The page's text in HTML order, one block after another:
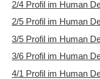
2/4 Profil im Human
2/5 Profil im Human
3/5 Profil im Human
3/6 Profil im Human
4/1 Profil im Human